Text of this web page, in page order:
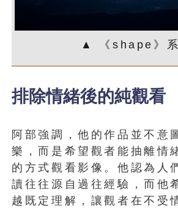
▲ 《shape》系
排除情緒後的純觀看
阿部強調，他的作品並不意
樂，而是希望觀者能抽離情
的方式觀看影像。他認為人
讀往往源自過往經驗，而他
越既定理解，讓觀者在不受